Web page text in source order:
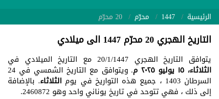
الرئيسية 1447 محرّم 20 محرّم
التاريخ الهجري 20 محرّم 1447 الى ميلادي
يتوافق التاريخ الهجري 20/1/1447 مع التاريخ الميلادي في
الثلاثاء، ١٥ يوليو ٢٠٢٥ م . ويتوافق مع التاريخ الشمسي في 24
السرطان 1403 ، جميع هذه التواريخ في يوم الثلاثاء. بالإضافة
إلى ذلك ، فهي تتوحد في تاريخ يوناني واحد وهو 2460872.